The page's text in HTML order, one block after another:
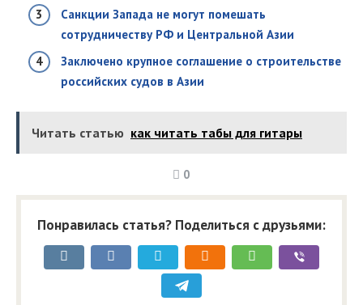
Санкции Запада не могут помешать
сотрудничеству РФ и Центральной Азии
Заключено крупное соглашение о строительстве
российских судов в Азии
Читать статью как читать табы для гитары
0
Понравилась статья? Поделиться с друзьями: